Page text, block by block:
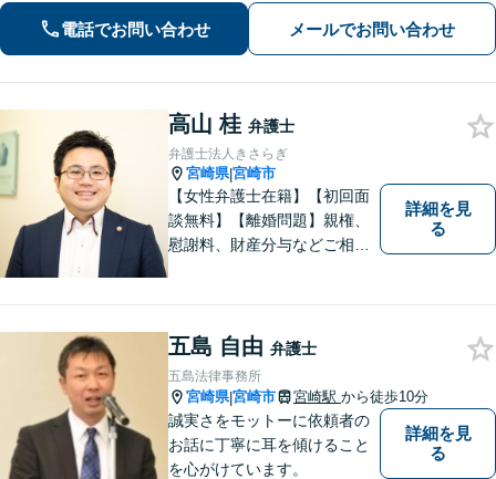
に、確かな指針を。お気軽にご相談く
電話でお問い合わせ メールでお問い合わせ
高山 桂 弁護士
弁護士法人きさらぎ
宮崎県|宮崎市
【女性弁護士在籍】【初回面
談無料】【離婚問題】親権、
慰謝料、財産分与などご相談
Eやメールでの対応も可能です
【メガドンキ隣】
詳細を見
る
五島 自由 弁護士
五島法律事務所
宮崎県|宮崎市 宮崎駅 から徒歩10分
誠実さをモットーに依頼者の
お話に丁寧に耳を傾けること
を心がけています。
詳細を見
る